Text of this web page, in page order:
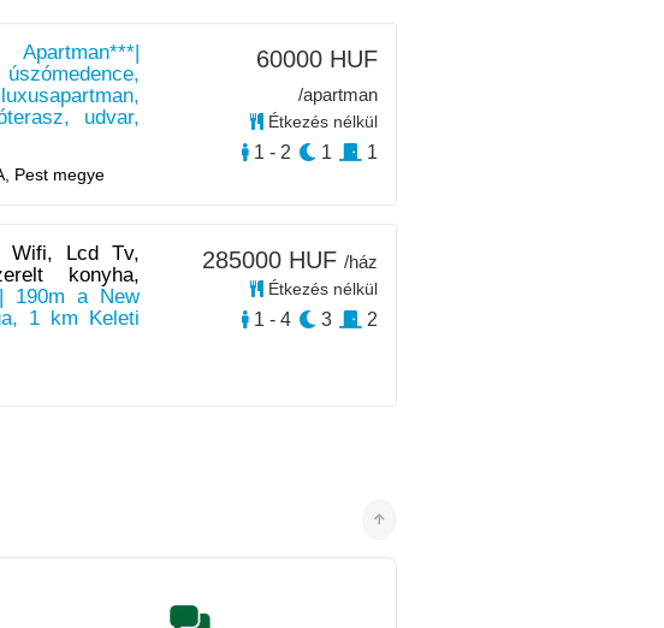
udvar,
Pest megye
60000 HUF
/apartman
Étkezés nélkül
1 - 2 1 1
Wifi, Lcd Tv,
konyha,
190m a New
1 km Keleti
285000 HUF /ház
Étkezés nélkül
1 - 4 3 2